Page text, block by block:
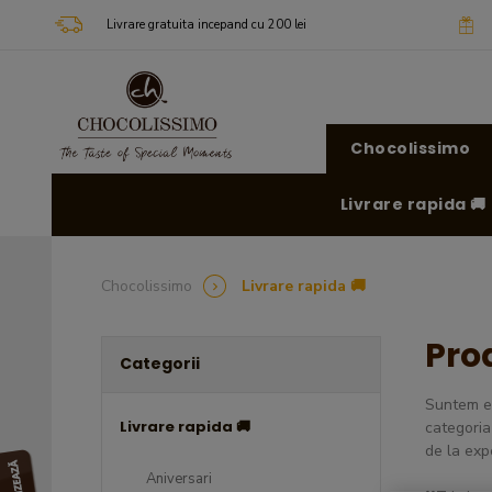
Livrare gratuita incepand cu 200 lei
Chocolissimo
Livrare rapida 🚚
Chocolissimo Livrare rapida 🚚
Categorii
Livrare rapida 🚚
Aniversari
Suntem
de la